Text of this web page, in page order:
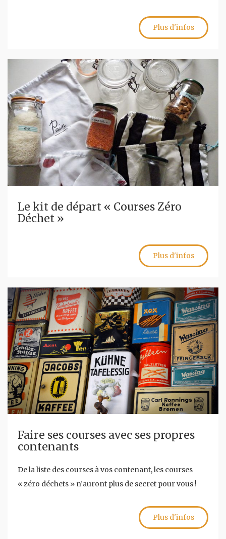
Plus d'infos
Le kit de départ « Courses Zéro
Déchet »
Plus d'infos
Faire ses courses avec ses propres
contenants
De la liste des courses à vos contenant, les courses
« zéro déchets » n’auront plus de secret pour vous !
Plus d'infos